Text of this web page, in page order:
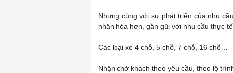
Nhưng cùng với sự phát triển của nhu
nhân hóa hơn, gần gũi với nhu cầu thực
Các loại xe 4 chỗ, 5 chỗ, 7 chỗ, 16 chỗ…
Nhận chở khách theo yêu cầu, theo lộ